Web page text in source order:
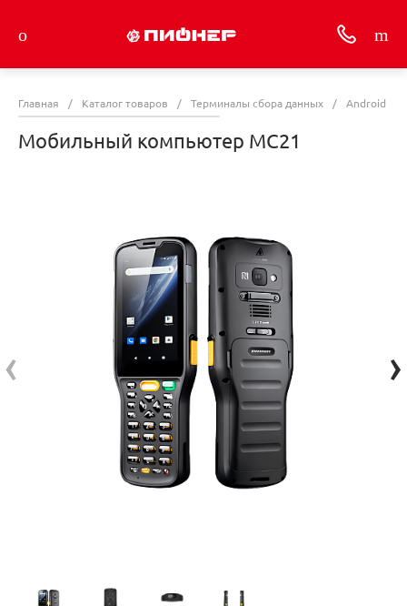
Главная / Каталог товаров / Терминалы сбора данных / Android
Мобильный компьютер MC21
‹ ›